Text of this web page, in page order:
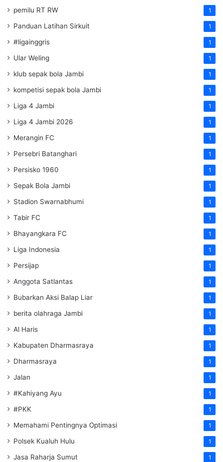
pemilu RT RW 1
Panduan Latihan Sirkuit 1
#ligainggris 1
Ular Weling 1
klub sepak bola Jambi 1
kompetisi sepak bola Jambi 1
Liga 4 Jambi 1
Liga 4 Jambi 2026 1
Merangin FC 1
Persebri Batanghari 1
Persisko 1960 1
Sepak Bola Jambi 1
Stadion Swarnabhumi 1
Tabir FC 1
Bhayangkara FC 1
Liga Indonesia 1
Persijap 1
Anggota Satlantas 1
Bubarkan Aksi Balap Liar 1
berita olahraga Jambi 1
Al Haris 1
Kabupaten Dharmasraya 1
Dharmasraya 1
Jalan 1
#Kahiyang Ayu 1
#PKK 1
Memahami Pentingnya Optimasi 1
Polsek Kualuh Hulu 1
Jasa Raharja Sumut 1